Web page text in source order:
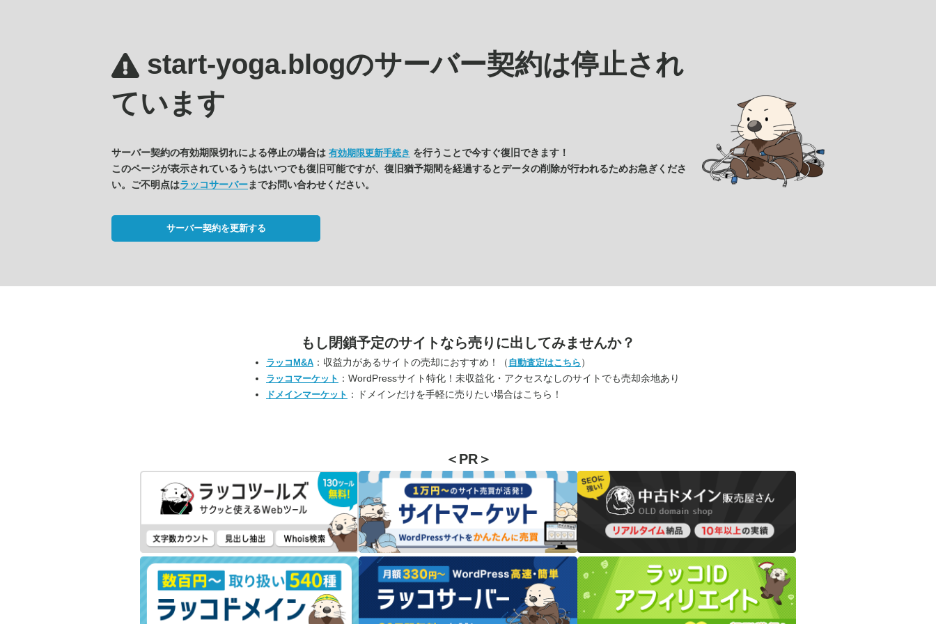
start-yoga.blogのサーバー契約は停止され
ています
サーバー契約の有効期限切れによる停止の場合は 有効期限更新手続き を行うことで今すぐ復旧できます！
このページが表示されているうちはいつでも復旧可能ですが、復旧猶予期間を経過するとデータの削除が行われるためお急ぎくださ
い。ご不明点はラッコサーバーまでお問い合わせください。
サーバー契約を更新する
もし閉鎖予定のサイトなら売りに出してみませんか？
ラッコM&A ：収益力があるサイトの売却におすすめ！（ 自動査定はこちら ）
ラッコマーケット ：WordPressサイト特化！未収益化・アクセスなしのサイトでも売却余地あり
ドメインマーケット ：ドメインだけを手軽に売りたい場合はこちら！
＜PR＞